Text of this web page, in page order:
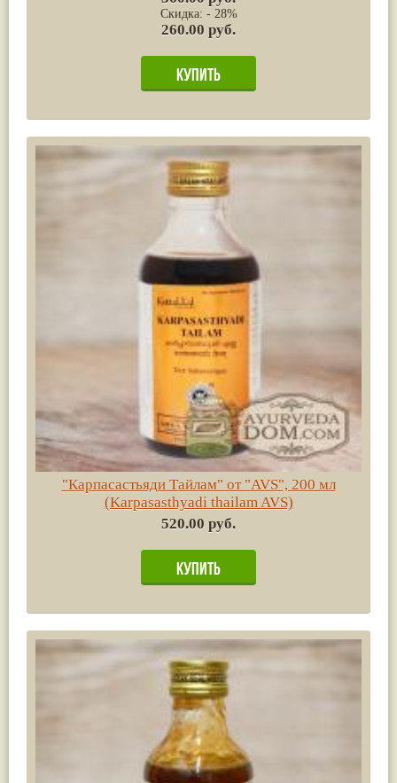
Скидка: - 28%
260.00 руб.
"Карпасастьяди Тайлам" от "AVS", 200 мл
(Karpasasthyadi thailam AVS)
520.00 руб.